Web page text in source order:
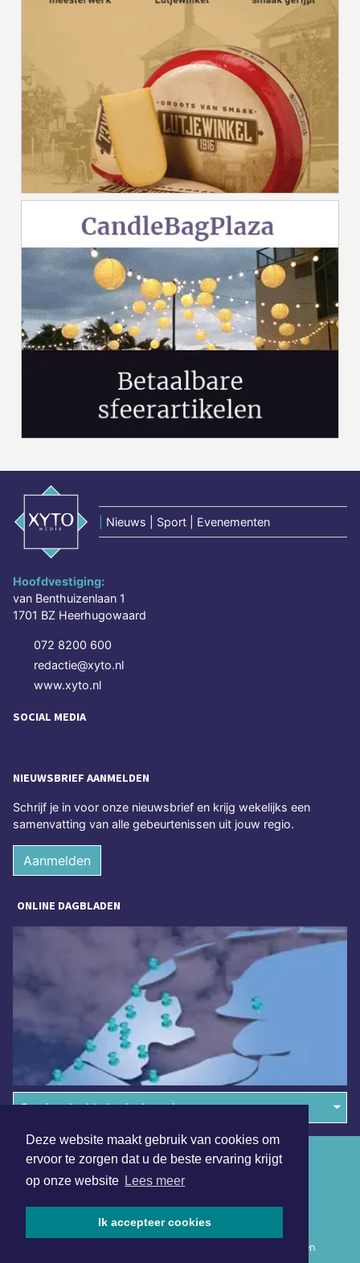
Deze website maakt gebruik van cookies om
ervoor te zorgen dat u de beste ervaring krijgt
op onze website Lees meer
Ik accepteer cookies
Nieuws | Sport | Evenementen
Hoofdvestiging:
van Benthuizenlaan 1
1701 BZ Heerhugowaard
072 8200 600
redactie@xyto.nl
www.xyto.nl
SOCIAL MEDIA
NIEUWSBRIEF AANMELDEN
Schrijf je in voor onze nieuwsbrief en krijg wekelijks een
samenvatting van alle gebeurtenissen uit jouw regio.
Aanmelden
ONLINE DAGBLADEN
Overige dagbladen in de regio
Copyright (c) 2026 | Noordlimburgsdagblad.nl - Alle rechten
Algemene voorwaarden
Disclaimer